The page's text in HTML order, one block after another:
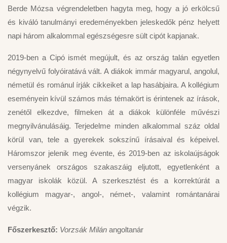
Berde Mózsa végrendeletben hagyta meg, hogy a jó erkölcsű
és kiváló tanulmányi eredeményekben jeleskedők pénz helyett
napi három alkalommal egészségesre sült cipót kapjanak.
2019-ben a Cipó ismét megújult, és az ország talán egyetlen
négynyelvű folyóiratává vált. A diákok immár magyarul, angolul,
németül és románul írják cikkeiket a lap hasábjaira. A kollégium
eseményein kívül számos más témakört is érintenek az írások,
zenétől elkezdve, filmeken át a diákok különféle művészi
megnyilvánulásáig. Terjedelme minden alkalommal száz oldal
körül van, tele a gyerekek sokszínű írásaival és képeivel.
Háromszor jelenik meg évente, és 2019-ben az iskolaújságok
versenyánek országos szakaszáig eljutott, egyetlenként a
magyar iskolák közül. A szerkesztést és a korrektúrát a
kollégium magyar-, angol-, német-, valamint romántanárai
végzik.
Főszerkesztő: Vorzsák Milán angoltanár